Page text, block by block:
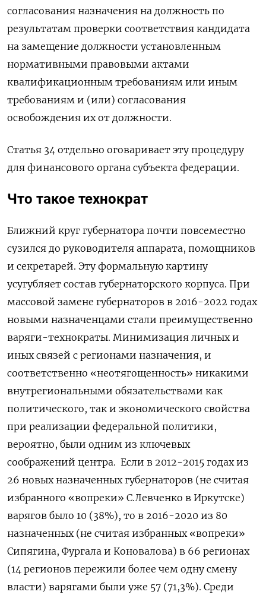
согласования назначения на должность по
результатам проверки соответствия кандидата
на замещение должности установленным
нормативными правовыми актами
квалификационным требованиям или иным
требованиям и (или) согласования
освобождения их от должности.
Статья 34 отдельно оговаривает эту процедуру
для финансового органа субъекта федерации.
Что такое технократ
Ближний круг губернатора почти повсеместно
сузился до руководителя аппарата, помощников
и секретарей. Эту формальную картину
усугубляет состав губернаторского корпуса. При
массовой замене губернаторов в 2016-2022 годах
новыми назначенцами стали преимущественно
варяги-технократы. Минимизация личных и
иных связей с регионами назначения, и
соответственно «неотягощенность» никакими
внутрегиональными обязательствами как
политического, так и экономического свойства
при реализации федеральной политики,
вероятно, были одним из ключевых
соображений центра. Если в 2012-2015 годах из
26 новых назначенных губернаторов (не считая
избранного «вопреки» С.Левченко в Иркутске)
варягов было 10 (38%), то в 2016-2020 из 80
назначенных (не считая избранных «вопреки»
Сипягина, Фургала и Коновалова) в 66 регионах
(14 регионов пережили более чем одну смену
власти) варягами были уже 57 (71,3%). Среди